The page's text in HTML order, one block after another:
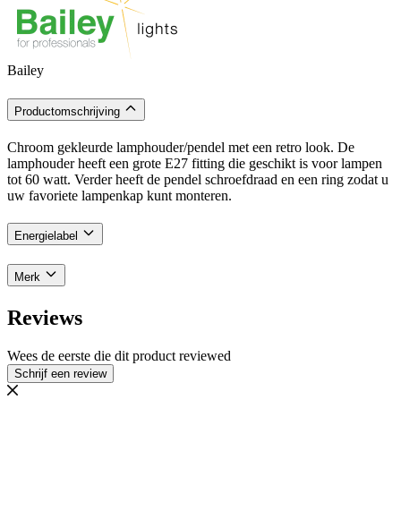
Bailey
Productomschrijving
Chroom gekleurde lamphouder/pendel met een retro look. De
lamphouder heeft een grote E27 fitting die geschikt is voor lampen
tot 60 watt. Verder heeft de pendel schroefdraad en een ring zodat u
uw favoriete lampenkap kunt monteren.
Energielabel
Merk
Reviews
Wees de eerste die dit product reviewed
Schrijf een review